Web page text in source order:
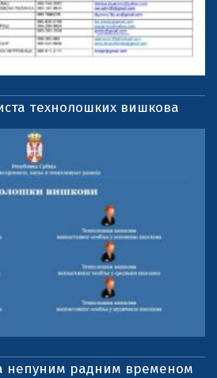
технолошких вишкова
непуним радним временом